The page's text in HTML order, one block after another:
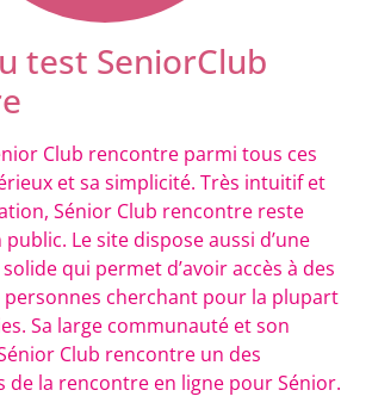
test SeniorClub
Club rencontre parmi tous ces
et sa simplicité. Très intuitif et
Sénior Club rencontre reste
Le site dispose aussi d’une
qui permet d’avoir accès à des
personnes cherchant pour la plupart
Sa large communauté et son
Club rencontre un des
de la rencontre en ligne pour Sénior.